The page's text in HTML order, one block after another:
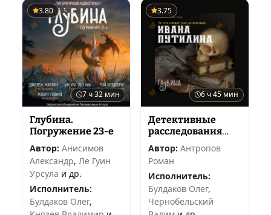
3.80
7 ч 32 мин
Глубина.
Погружение 23-е
Автор: Анисимов
Александр, Ле Гуин
Урсула и др.
Исполнитель:
Булдаков Олег,
3.75
6 ч 45 мин
Детективные
расследования
Ивана Путилина
Автор: Антропов
Роман
Исполнитель:
Булдаков Олег,
Чернобельский